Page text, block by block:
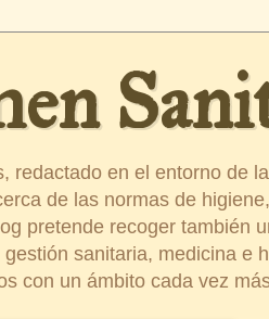
redactado en el entorno de
de las normas de
pretende recoger también
sanitaria, medicina e
con un ámbito cada vez